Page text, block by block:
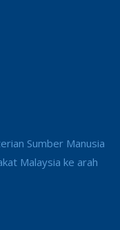
Sumber Manusia
Malaysia ke arah